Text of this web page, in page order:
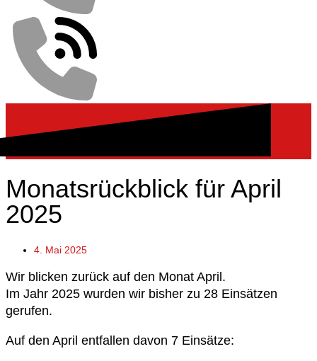
Monatsrückblick für April
2025
4. Mai 2025
Wir blicken zurück auf den Monat April.
Im Jahr 2025 wurden wir bisher zu 28 Einsätzen
gerufen.
Auf den April entfallen davon 7 Einsätze: